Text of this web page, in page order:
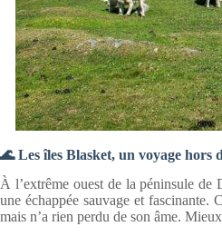
🌊 Les îles Blasket, un voyage hors
À l’extrême ouest de la péninsule
une échappée sauvage et fascinante.
mais n’a rien perdu de son âme.